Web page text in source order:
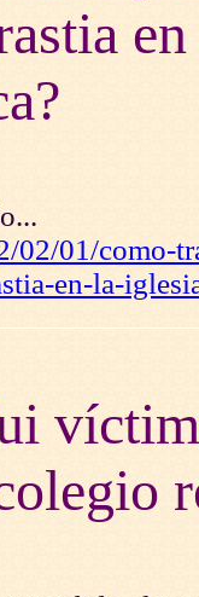
02/01/como-
en-la-